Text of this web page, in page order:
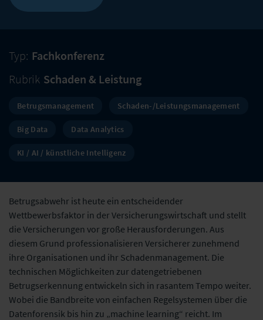
Typ: Fachkonferenz
Rubrik Schaden & Leistung
Betrugsmanagement Schaden-/Leistungsmanagement
Big Data Data Analytics
KI / AI / künstliche Intelligenz
Betrugsabwehr ist heute ein entscheidender
Wettbewerbsfaktor in der Versicherungswirtschaft und stellt
die Versicherungen vor große Herausforderungen. Aus
diesem Grund professionalisieren Versicherer zunehmend
ihre Organisationen und ihr Schadenmanagement. Die
technischen Möglichkeiten zur datengetriebenen
Betrugserkennung entwickeln sich in rasantem Tempo weiter.
Wobei die Bandbreite von einfachen Regelsystemen über die
Datenforensik bis hin zu „machine learning“ reicht. Im